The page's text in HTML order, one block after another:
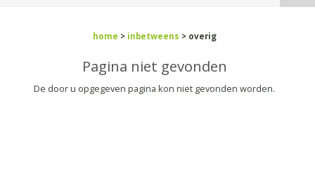
home > inbetweens > overig
Pagina niet gevonden
De door u opgegeven pagina kon niet gevonden worden.